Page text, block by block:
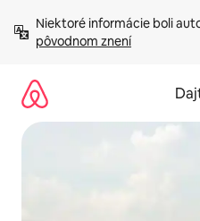
obsah.
Niektoré informácie boli
pôvodnom znení